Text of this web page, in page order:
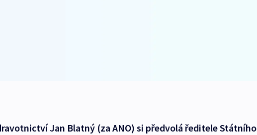
Jan Blatný (za ANO) si předvolá ředitele Státního